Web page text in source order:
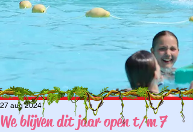
We blijven dit jaar open t/m 7
27 aug 2024